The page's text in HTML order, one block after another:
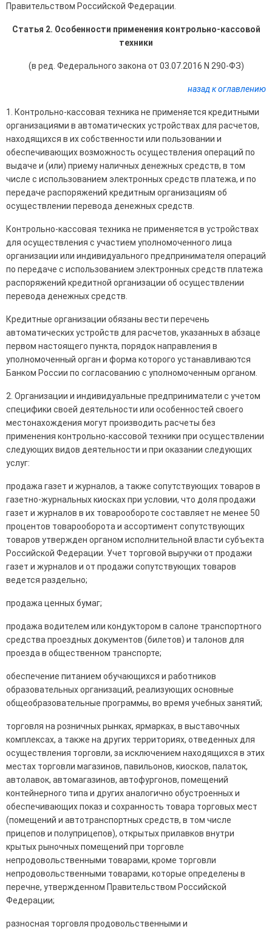
Правительством Российской Федерации.
Статья 2. Особенности применения контрольно-кассовой
техники
(в ред. Федерального закона от 03.07.2016 N 290-ФЗ)
назад к оглавлению
1. Контрольно-кассовая техника не применяется кредитными
организациями в автоматических устройствах для расчетов,
находящихся в их собственности или пользовании и
обеспечивающих возможность осуществления операций по
выдаче и (или) приему наличных денежных средств, в том
числе с использованием электронных средств платежа, и по
передаче распоряжений кредитным организациям об
осуществлении перевода денежных средств.
Контрольно-кассовая техника не применяется в устройствах
для осуществления с участием уполномоченного лица
организации или индивидуального предпринимателя операций
по передаче с использованием электронных средств платежа
распоряжений кредитной организации об осуществлении
перевода денежных средств.
Кредитные организации обязаны вести перечень
автоматических устройств для расчетов, указанных в абзаце
первом настоящего пункта, порядок направления в
уполномоченный орган и форма которого устанавливаются
Банком России по согласованию с уполномоченным органом.
2. Организации и индивидуальные предприниматели с учетом
специфики своей деятельности или особенностей своего
местонахождения могут производить расчеты без
применения контрольно-кассовой техники при осуществлении
следующих видов деятельности и при оказании следующих
услуг:
продажа газет и журналов, а также сопутствующих товаров в
газетно-журнальных киосках при условии, что доля продажи
газет и журналов в их товарообороте составляет не менее 50
процентов товарооборота и ассортимент сопутствующих
товаров утвержден органом исполнительной власти субъекта
Российской Федерации. Учет торговой выручки от продажи
газет и журналов и от продажи сопутствующих товаров
ведется раздельно;
продажа ценных бумаг;
продажа водителем или кондуктором в салоне транспортного
средства проездных документов (билетов) и талонов для
проезда в общественном транспорте;
обеспечение питанием обучающихся и работников
образовательных организаций, реализующих основные
общеобразовательные программы, во время учебных занятий;
торговля на розничных рынках, ярмарках, в выставочных
комплексах, а также на других территориях, отведенных для
осуществления торговли, за исключением находящихся в этих
местах торговли магазинов, павильонов, киосков, палаток,
автолавок, автомагазинов, автофургонов, помещений
контейнерного типа и других аналогично обустроенных и
обеспечивающих показ и сохранность товара торговых мест
(помещений и автотранспортных средств, в том числе
прицепов и полуприцепов), открытых прилавков внутри
крытых рыночных помещений при торговле
непродовольственными товарами, кроме торговли
непродовольственными товарами, которые определены в
перечне, утвержденном Правительством Российской
Федерации;
разносная торговля продовольственными и